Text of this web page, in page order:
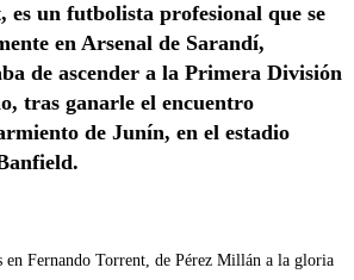
es un futbolista profesional que se
en Arsenal de Sarandí,
de ascender a la Primera División
tras ganarle el encuentro
de Junín, en el estadio
en Fernando Torrent, de Pérez Millán a la gloria